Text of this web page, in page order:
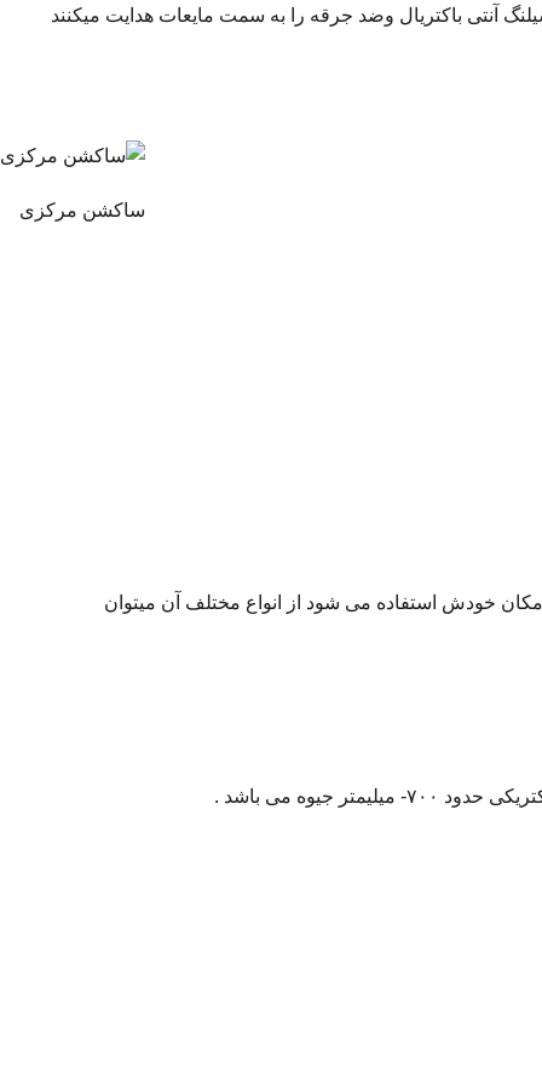
آنتی باکتریال وضد جرقه را به سمت مایعات هدایت میکنند
ساکشن مرکزی
خودش استفاده می شود از انواع مختلف آن میتوان
می باشد .